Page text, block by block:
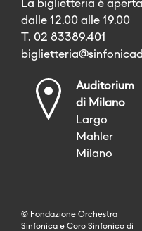
La biglietteria è
dalle 12.00 alle 19.00
T. 02 83389.401
Auditorium
di Milano
Largo
Mahler
Milano
© Fondazione Orchestra
Sinfonica e Coro Sinfonico di